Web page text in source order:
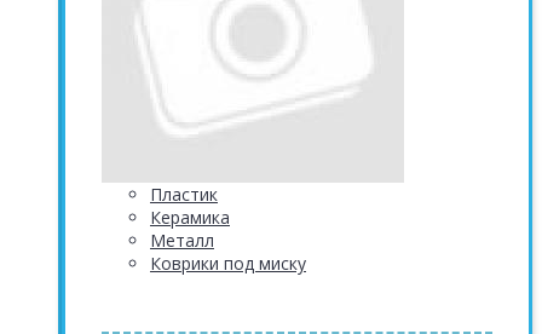
Пластик
Керамика
Металл
Коврики под миску